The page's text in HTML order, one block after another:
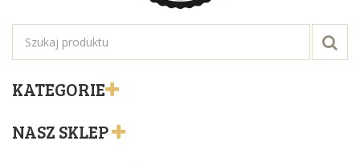
KATEGORIE
NASZ SKLEP